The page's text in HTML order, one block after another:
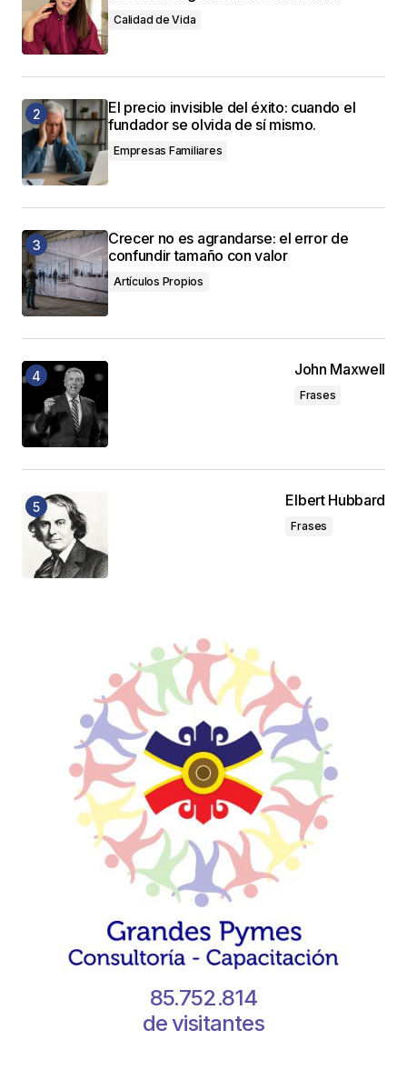
Calidad de Vida
El precio invisible del éxito: cuando el
fundador se olvida de sí mismo.
Empresas Familiares
Crecer no es agrandarse: el error de
confundir tamaño con valor
Artículos Propios
John Maxwell
Frases
Elbert Hubbard
Frases
85.752.814
de visitantes